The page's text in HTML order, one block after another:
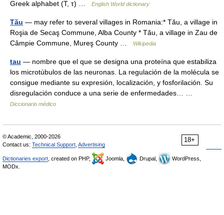
Greek alphabet (Τ, τ) …
English World dictionary
Tău — may refer to several villages in Romania:* Tău, a village in
Roşia de Secaş Commune, Alba County * Tău, a village in Zau de
Câmpie Commune, Mureş County …
Wikipedia
tau — nombre que el que se designa una proteína que estabiliza
los microtúbulos de las neuronas. La regulación de la molécula se
consigue mediante su expresión, localización, y fosforilación. Su
disregulación conduce a una serie de enfermedades… …
Diccionario médico
18+
© Academic, 2000-2026
Contact us: Technical Support Advertising
Dictionaries export , created on PHP, Joomla, Drupal,
WordPress,
MODx.